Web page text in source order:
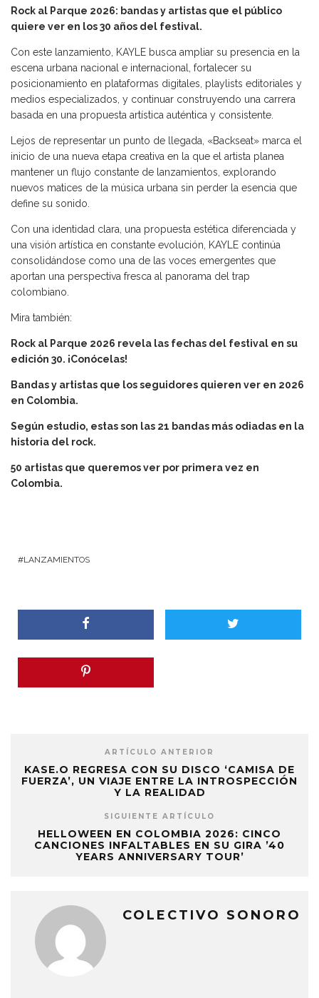
Rock al Parque 2026: bandas y artistas que el público
quiere ver en los 30 años del festival.
Con este lanzamiento, KAYLE busca ampliar su presencia en la
escena urbana nacional e internacional, fortalecer su
posicionamiento en plataformas digitales, playlists editoriales y
medios especializados, y continuar construyendo una carrera
basada en una propuesta artística auténtica y consistente.
Lejos de representar un punto de llegada, «Backseat» marca el
inicio de una nueva etapa creativa en la que el artista planea
mantener un flujo constante de lanzamientos, explorando
nuevos matices de la música urbana sin perder la esencia que
define su sonido.
Con una identidad clara, una propuesta estética diferenciada y
una visión artística en constante evolución, KAYLE continúa
consolidándose como una de las voces emergentes que
aportan una perspectiva fresca al panorama del trap
colombiano.
Mira también:
Rock al Parque 2026 revela las fechas del festival en su
edición 30. ¡Conócelas!
Bandas y artistas que los seguidores quieren ver en 2026
en Colombia.
Según estudio, estas son las 21 bandas más odiadas en la
historia del rock.
50 artistas que queremos ver por primera vez en
Colombia.
LANZAMIENTOS
ARTÍCULO ANTERIOR
KASE.O REGRESA CON SU DISCO ‘CAMISA DE
FUERZA’, UN VIAJE ENTRE LA INTROSPECCIÓN
Y LA REALIDAD
SIGUIENTE ARTÍCULO
HELLOWEEN EN COLOMBIA 2026: CINCO
CANCIONES INFALTABLES EN SU GIRA ’40
YEARS ANNIVERSARY TOUR’
COLECTIVO SONORO